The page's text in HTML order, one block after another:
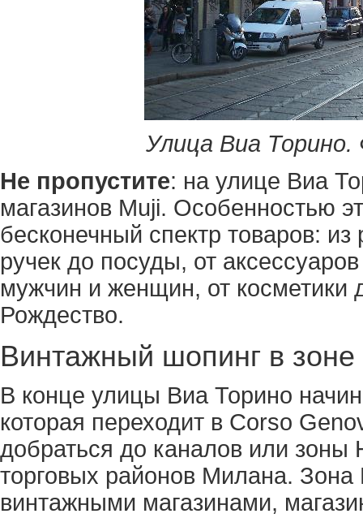
Улица Виа
Не пропустите: на улице Виа
магазинов Muji. Особенностью
бесконечный спектр товаров:
ручек до посуды, от
мужчин и женщин, от косметики
Рождество.
Винтажный шопинг в
В конце улицы Виа Торино
которая переходит в Corso
добраться до каналов или зоны
торговых районов Милана.
винтажными магазинами,